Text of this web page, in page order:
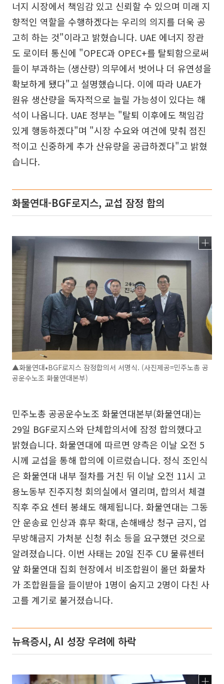
너지 시장에서 책임감 있고 신뢰할 수 있으며 미래 지
향적인 역할을 수행하겠다는 우리의 의지를 더욱 공
고히 하는 것"이라고 밝혔습니다. UAE 에너지 장관
도 로이터 통신에 "OPEC과 OPEC+를 탈퇴함으로써
들이 부과하는 (생산량) 의무에서 벗어나 더 유연성을
확보하게 됐다"고 설명했습니다. 이에 따라 UAE가
원유 생산량을 독자적으로 늘릴 가능성이 있다는 해
석이 나옵니다. UAE 정부는 "탈퇴 이후에도 책임감
있게 행동하겠다"며 "시장 수요와 여건에 맞춰 점진
적이고 신중하게 추가 산유량을 공급하겠다"고 밝혔
습니다.
화물연대-BGF로지스, 교섭 잠정 합의
▲화물연대•BGF로지스 잠정합의서 서명식. (사진제공=민주노총 공
공운수노조 화물연대본부)
민주노총 공공운수노조 화물연대본부(화물연대)는
29일 BGF로지스와 단체합의서에 잠정 합의했다고
밝혔습니다. 화물연대에 따르면 양측은 이날 오전 5
시께 교섭을 통해 합의에 이르렀습니다. 정식 조인식
은 화물연대 내부 절차를 거친 뒤 이날 오전 11시 고
용노동부 진주지청 회의실에서 열리며, 합의서 체결
직후 주요 센터 봉쇄도 해제됩니다. 화물연대는 그동
안 운송료 인상과 휴무 확대, 손해배상 청구 금지, 업
무방해금지 가처분 신청 취소 등을 요구했던 것으로
알려졌습니다. 이번 사태는 20일 진주 CU 물류센터
앞 화물연대 집회 현장에서 비조합원이 몰던 화물차
가 조합원들을 들이받아 1명이 숨지고 2명이 다친 사
고를 계기로 불거졌습니다.
뉴욕증시, AI 성장 우려에 하락